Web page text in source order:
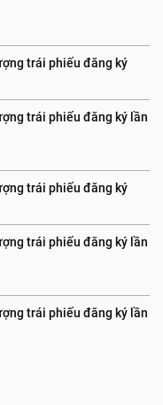
trái phiếu đăng ký
trái phiếu đăng ký lần
trái phiếu đăng ký
trái phiếu đăng ký lần
trái phiếu đăng ký lần